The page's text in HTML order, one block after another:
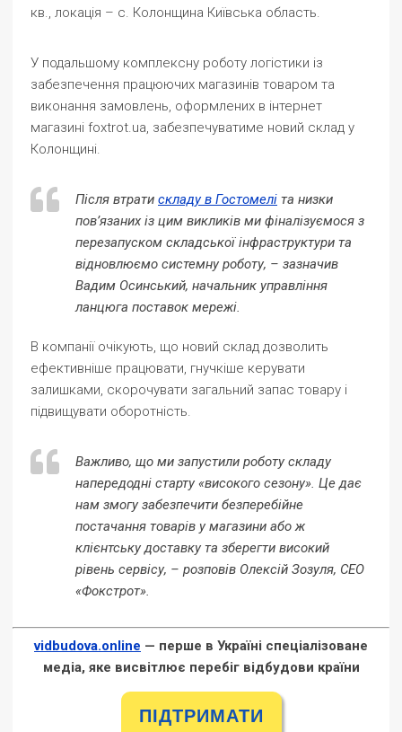
кв., локація – с. Колонщина Київська область.
У подальшому комплексну роботу логістики із
забезпечення працюючих магазинів товаром та
виконання замовлень, оформлених в інтернет
магазині foxtrot.ua, забезпечуватиме новий склад у
Колонщині.
Після втрати складу в Гостомелі та низки
пов’язаних із цим викликів ми фіналізуємося з
перезапуском складської інфраструктури та
відновлюємо системну роботу, – зазначив
Вадим Осинський, начальник управління
ланцюга поставок мережі.
В компанії очікують, що новий склад дозволить
ефективніше працювати, гнучкіше керувати
залишками, скорочувати загальний запас товару і
підвищувати оборотність.
Важливо, що ми запустили роботу складу
напередодні старту «високого сезону». Це дає
нам змогу забезпечити безперебійне
постачання товарів у магазини або ж
клієнтську доставку та зберегти високий
рівень сервісу, – розповів Олексій Зозуля, СЕО
«Фокстрот».
vidbudova.online — перше в Україні спеціалізоване
медіа, яке висвітлює перебіг відбудови країни
ПІДТРИМАТИ